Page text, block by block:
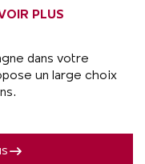
PLUS
dans votre
un large choix